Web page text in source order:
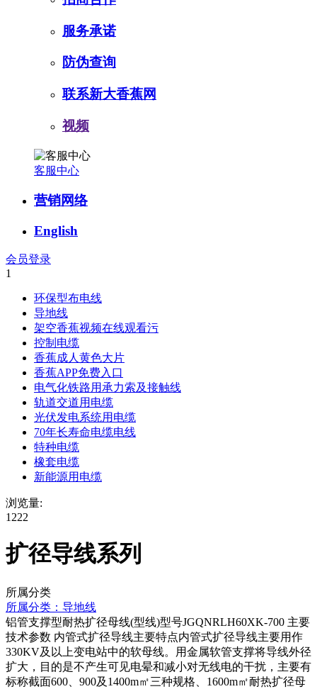
服务承诺
防伪查询
联系新大香蕉网
视频
客服中心
营销网络
English
会员登录
1
环保型布电线
导地线
架空香蕉视频在线观看污
控制电缆
香蕉成人黄色大片
香蕉APP免费入口
电气化铁路用承力索及接触线
轨道交道用电缆
光伏发电系统用电缆
70年长寿命电缆电线
特种电缆
橡套电缆
新能源用电缆
浏览量:
1222
扩径导线系列
所属分类
所属分类： 导地线
铝管支撑型耐热扩径母线(型线)型号JGQNRLH60XK-700 主要
技术参数 内管式扩径导线主要特点内管式扩径导线主要用作
330KV及以上变电站中的软母线。用金属软管支撑将导线外径
扩大，目的是不产生可见电晕和减小对无线电的干扰，主要有
标称截面600、900及1400m㎡三种规格、1600m㎡耐热扩径母